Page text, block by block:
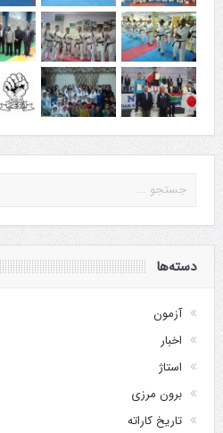
دسته‌ها
آزمون
اخبار
استاژ
برون مرزی
تاریخ کاراته